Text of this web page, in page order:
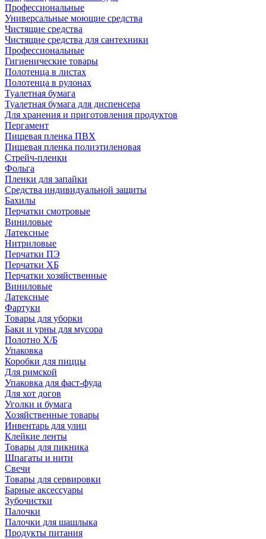
Профессиональные
Универсальные моющие средства
Чистящие средства
Чистящие средства для сантехники
Профессиональные
Гигиенические товары
Полотенца в листах
Полотенца в рулонах
Туалетная бумага
Туалетная бумага для диспенсера
Для хранения и приготовления продуктов
Пергамент
Пищевая пленка ПВХ
Пищевая пленка полиэтиленовая
Стрейч-пленки
Фольга
Пленки для запайки
Средства индивидуальной защиты
Бахилы
Перчатки смотровые
Виниловые
Латексные
Нитриловые
Перчатки ПЭ
Перчатки ХБ
Перчатки хозяйственные
Виниловые
Латексные
Фартуки
Товары для уборки
Баки и урны для мусора
Полотно Х/Б
Упаковка
Коробки для пиццы
Для римской
Упаковка для фаст-фуда
Для хот догов
Уголки и бумага
Хозяйственные товары
Инвентарь для улиц
Клейкие ленты
Товары для пикника
Шпагаты и нити
Свечи
Товары для сервировки
Барные аксессуары
Зубочистки
Палочки
Палочки для шашлыка
Продукты питания